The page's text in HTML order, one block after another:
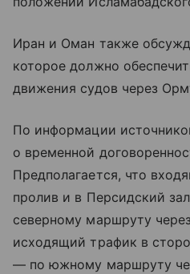
Иран и Оман также
которое должно
движения судов через
По информации
о временной
Предполагается, что
пролив и в Персидский
северному маршруту
исходящий трафик в
— по южному маршруту